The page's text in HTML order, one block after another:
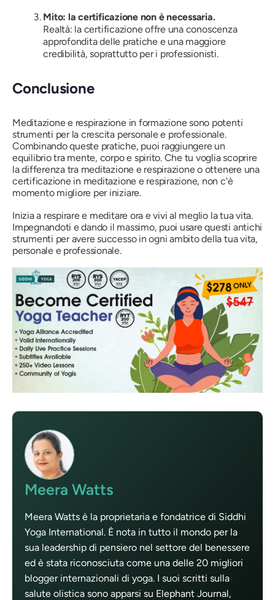
Mito: la certificazione non è necessaria.
Realtà: la certificazione offre una conoscenza
approfondita delle pratiche e una maggiore
credibilità, soprattutto per i professionisti.
Conclusione
Meditazione e respirazione in formazione sono potenti
strumenti per la crescita personale e professionale.
Combinando queste pratiche, puoi raggiungere un
equilibrio tra mente, corpo e spirito. Che tu voglia scoprire
la differenza tra meditazione e respirazione o ottenere una
certificazione in meditazione e respirazione, non c'è
momento migliore per iniziare.
Inizia a respirare e meditare ora e vivi al meglio la tua vita.
Impegnandoti e dando il massimo, puoi usare questi antichi
strumenti per avere successo in ogni ambito della tua vita,
personale e professionale.
Meera Watts
Meera Watts è la proprietaria e fondatrice di Siddhi
Yoga International. È nota in tutto il mondo per la
sua leadership di pensiero nel settore del benessere
ed è stata riconosciuta come una delle 20 migliori
blogger internazionali di yoga. I suoi scritti sulla
salute olistica sono apparsi su Elephant Journal,